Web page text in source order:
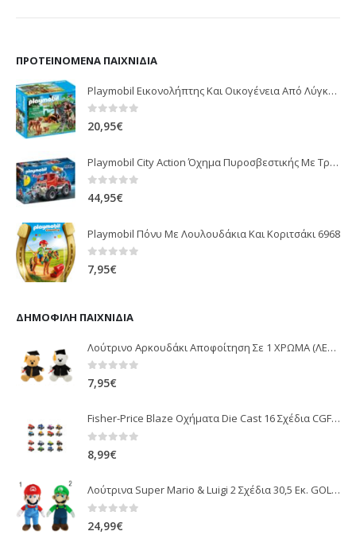
ΠΡΟΤΕΙΝΌΜΕΝΑ ΠΑΙΧΝΊΔΙΑ
Playmobil Εικονολήπτης Και Οικογένεια Από Λύγκες 5561
0 out of 5
20,95€
Playmobil City Action Όχημα Πυροσβεστικής Με Τροχαλία Ρυμούλκησης 9466
0 out of 5
44,95€
Playmobil Πόνυ Με Λουλουδάκια Και Κοριτσάκι 6968
0out of 5
7,95€
ΔΗΜΟΦΙΛΉ ΠΑΙΧΝΊΔΙΑ
Λούτρινο Αρκουδάκι Αποφοίτηση Σε 1 ΧΡΩΜΑ (ΛΕΥΚΟ)25Εκ 1850
0out of 5
7,95€
Fisher-Price Blaze Οχήματα Die Cast 16 Σχέδια CGF20
0 out of 5
8,99€
Λούτρινα Super Mario & Luigi 2 Σχέδια 30,5 Εκ. GOL13769
24,99€